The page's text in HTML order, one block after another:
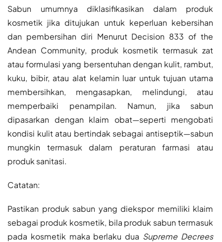
Sabun umumnya diklasifikasikan dalam produk
kosmetik jika ditujukan untuk keperluan kebersihan
dan pembersihan diri Menurut Decision 833 of the
Andean Community, produk kosmetik termasuk zat
atau formulasi yang bersentuhan dengan kulit, rambut,
kuku, bibir, atau alat kelamin luar untuk tujuan utama
membersihkan, mengasapkan, melindungi, atau
memperbaiki penampilan. Namun, jika sabun
dipasarkan dengan klaim obat—seperti mengobati
kondisi kulit atau bertindak sebagai antiseptik—sabun
mungkin termasuk dalam peraturan farmasi atau
produk sanitasi.
Catatan:
Pastikan produk sabun yang diekspor memiliki klaim
sebagai produk kosmetik, bila produk sabun termasuk
pada kosmetik maka berlaku dua Supreme Decrees